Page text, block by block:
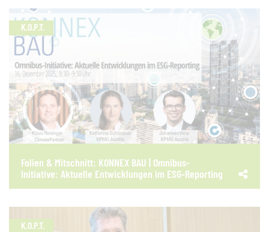
K.O.P.T.
Folien & Mitschnitt: KONNEX BAU | Omnibus-
Initiative: Aktuelle Entwicklungen im ESG-Reporting
K.O.P.T.